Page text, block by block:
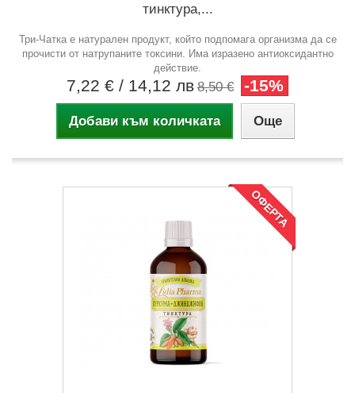
тинктура,...
Три-Чатка е натурален продукт, който подпомага организма да се
прочисти от натрупаните токсини. Има изразено антиоксидантно
действие.
7,22 € / 14,12 лв 8,50 € -15%
Добави към количката Още
ОФЕРТА